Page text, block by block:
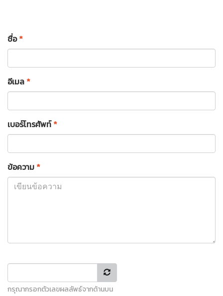
ชื่อ*
อีเมล *
เบอร์โทรศัพท์*
ข้อความ *
กรุณากรอกตัวเลขผลลัพธ์จากด้านบน